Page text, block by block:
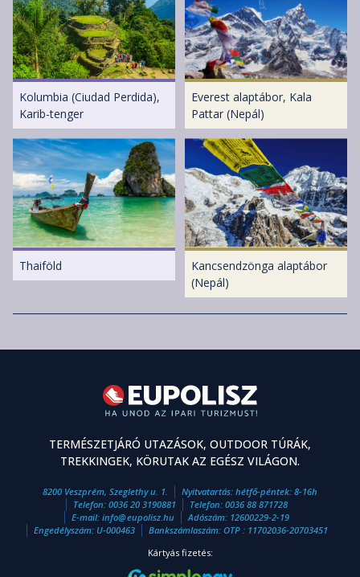
Kolumbia (Ciudad Perdida),
Karib-tenger
Everest alaptábor, Kala
Pattar (Nepál)
Thaiföld
Kancsendzönga alaptábor
(Nepál)
TERMÉSZETJÁRÓ UTAZÁSOK, OUTDOOR TÚRÁK,
TREKKINGEK, KÖRUTAK AZ EGÉSZ VILÁGON.
8200 Veszprém, Szeglethy u. 1.
Nyitvatartás: hétfő-péntek: 8-16h
Telefon: 0036 20 3190881 Telefon: 0036 88 871728
E-mail: info@eupolisz.hu
Adószám: 12600229-2-19
Engedélyszám: U-000463
Bankszámlaszám: OTP : 11702036-20703451
Kártyás fizetés: